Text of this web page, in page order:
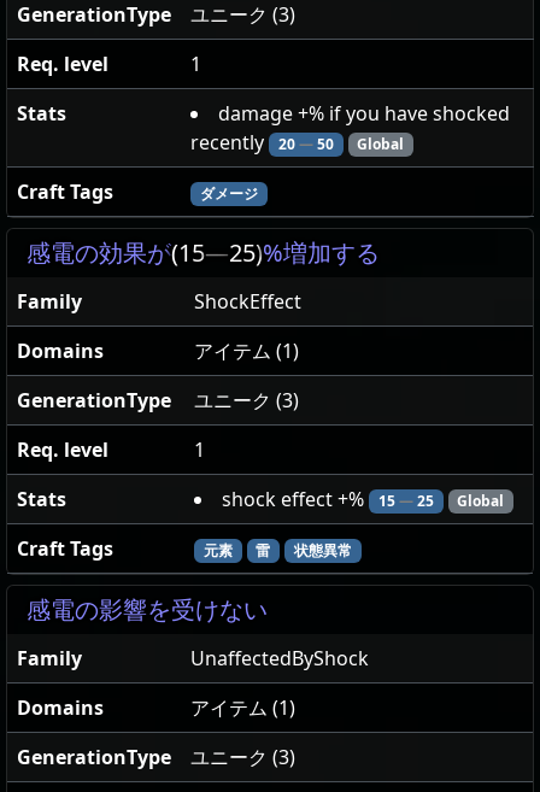
GenerationType
ユニーク (3)
Req. level
1
Stats
damage +% if you have shocked
recently
20—50 Global
Craft Tags ダメージ
感電の効果が(15—25)%増加する
Family
ShockEffect
Domains
アイテム (1)
GenerationType
ユニーク (3)
Req. level
1
Stats
shock effect +% 15—25 Global
Craft Tags 元素 雷 状態異常
感電の影響を受けない
Family
UnaffectedByShock
Domains
アイテム (1)
GenerationType
ユニーク (3)